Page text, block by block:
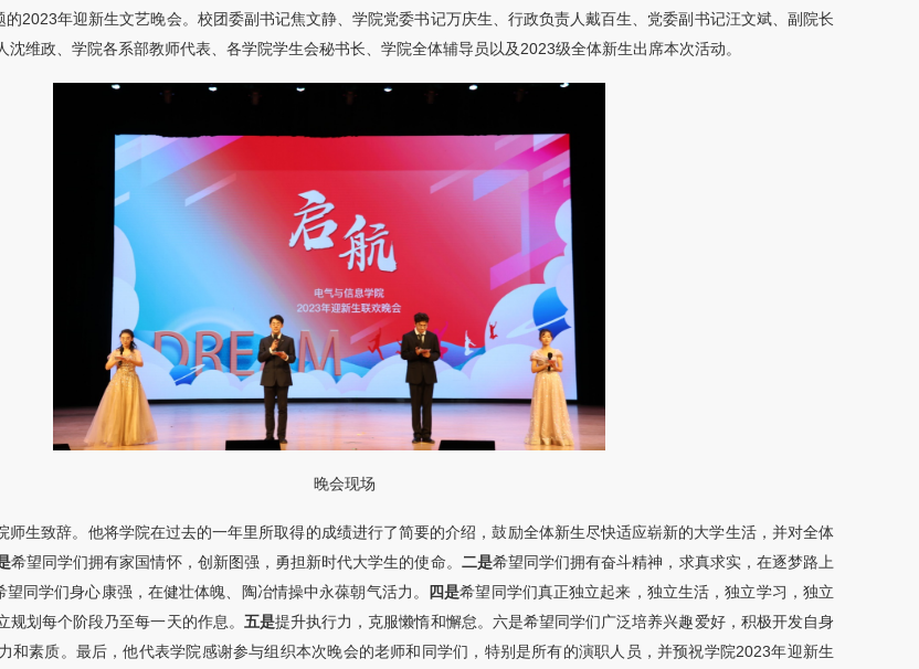
的2023年迎新生文艺晚会。校团委副书记焦文静、学院党委书记万庆生、行政负责人戴百生、党委副书记汪文斌、副院长
沈维政、学院各系部教师代表、各学院学生会秘书长、学院全体辅导员以及2023级全体新生出席本次活动。
晚会现场
师生致辞。他将学院在过去的一年里所取得的成绩进行了简要的介绍，鼓励全体新生尽快适应崭新的大学生活，并对全体
希望同学们拥有家国情怀，创新图强，勇担新时代大学生的使命。 二是希望同学们拥有奋斗精神，求真求实，在逐梦路上
望同学们身心康强，在健壮体魄、陶冶情操中永葆朝气活力。 四是希望同学们真正独立起来，独立生活，独立学习，独立
规划每个阶段乃至每一天的作息。 五是提升执行力，克服懒惰和懈怠。六是希望同学们广泛培养兴趣爱好，积极开发自身
和素质。最后，他代表学院感谢参与组织本次晚会的老师和同学们，特别是所有的演职人员，并预祝学院2023年迎新生